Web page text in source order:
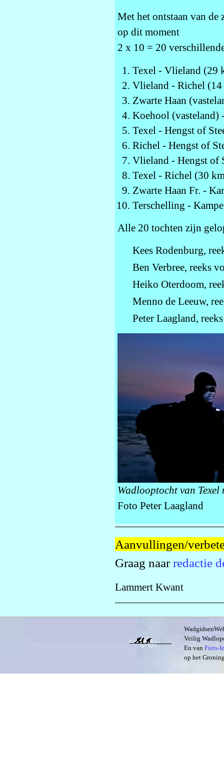
Met het ontstaan van de
op dit moment
2 x 10 = 20
Texel - Vlieland (29
Vlieland - Richel
Zwarte Haan
Koehool (vasteland)
Texel - Hengst of
Richel - Hengst of
Vlieland - Hengst of
Texel - Richel (30
Zwarte Haan Fr. -
Terschelling -
Alle 20 tochten zijn
Kees Rodenburg,
Ben Verbree, reeks
Heiko Oterdoom,
Menno de Leeuw,
Peter Laagland,
Wadlooptocht van
Foto Peter Laagland
Aanvullingen/
Graag naarredactie
Lammert Kwant
Veilig
En van Fiets-
op het